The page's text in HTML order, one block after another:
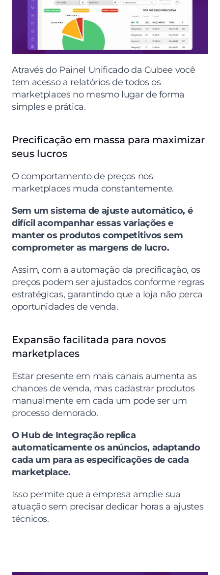
Através do Painel Unificado da Gubee você
tem acesso a relatórios de todos os
marketplaces no mesmo lugar de forma
simples e prática.
Precificação em massa para maximizar
seus lucros
O comportamento de preços nos
marketplaces muda constantemente.
Sem um sistema de ajuste automático, é
difícil acompanhar essas variações e
manter os produtos competitivos sem
comprometer as margens de lucro.
Assim, com a automação da precificação, os
preços podem ser ajustados conforme regras
estratégicas, garantindo que a loja não perca
oportunidades de venda.
Expansão facilitada para novos
marketplaces
Estar presente em mais canais aumenta as
chances de venda, mas cadastrar produtos
manualmente em cada um pode ser um
processo demorado.
O Hub de Integração replica
automaticamente os anúncios, adaptando
cada um para as especificações de cada
marketplace.
Isso permite que a empresa amplie sua
atuação sem precisar dedicar horas a ajustes
técnicos.